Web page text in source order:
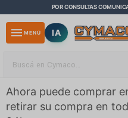
POR CONSULTAS
menu MENÚ IA
Ahora puede comprar
retirar su compra en
close